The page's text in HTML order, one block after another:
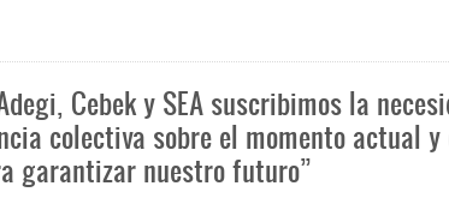
Cebek y SEA suscribimos la
colectiva sobre el momento actual y
garantizar nuestro futuro”